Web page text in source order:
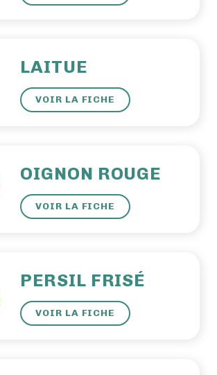
LAITUE
VOIR LA FICHE
OIGNON ROUGE
VOIR LA FICHE
PERSIL FRISÉ
VOIR LA FICHE